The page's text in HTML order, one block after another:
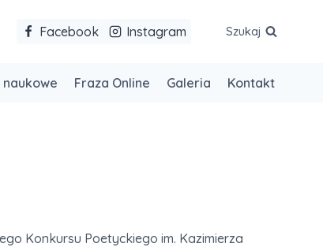
Facebook Instagram Szukaj
naukowe Fraza Online Galeria Kontakt
Konkursu Poetyckiego im. Kazimierza